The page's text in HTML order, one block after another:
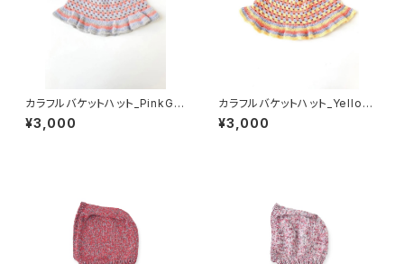
カラフルバケットハット_PinkGra
yBlue
¥3,000
カラフルバケットハット_Yellow
BluePink
¥3,000